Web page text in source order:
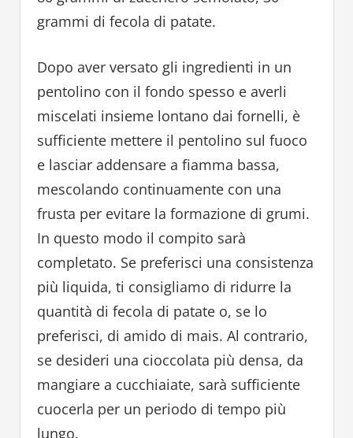
grammi di fecola di patate.
Dopo aver versato gli ingredienti in un
pentolino con il fondo spesso e averli
miscelati insieme lontano dai fornelli, è
sufficiente mettere il pentolino sul fuoco
e lasciar addensare a fiamma bassa,
mescolando continuamente con una
frusta per evitare la formazione di grumi.
In questo modo il compito sarà
completato. Se preferisci una consistenza
più liquida, ti consigliamo di ridurre la
quantità di fecola di patate o, se lo
preferisci, di amido di mais. Al contrario,
se desideri una cioccolata più densa, da
mangiare a cucchiaiate, sarà sufficiente
cuocerla per un periodo di tempo più
lungo.